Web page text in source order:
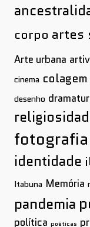
corpo artes
Arte urbana
cinema colagem
desenho
fotografia
identidade
Itabuna Memória
pandemia
política poéticas